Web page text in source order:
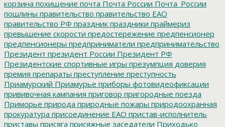
корзина похищение почта Почта России Почта_России
пошлины правительство правительство ЕАО
правительство РФ праздник праздники праймериз
превышение скорости предостережение предпенсионер
предпенсионеры предприниматели предпринимательство
Президент президент России Президент РФ
Президентские спортивные игры презумпция доверия
премия препараты преступление преступность
Приамурский Приамурье приборы фотовидеофиксации
прививочная кампания приговор пригородные поезда
Приморье природа природные пожары природоохранная
прокуратура присоединение ЕАО пристав-исполнитель
приставы присяга присяжные заседатели Приходько